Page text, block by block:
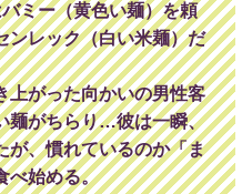
ミー（黄色い麺）を頼
ンレック（白い米麺）だ
上がった向かいの男性客
麺がちらり…彼は一瞬、
が、慣れているのか「ま
べ始める。